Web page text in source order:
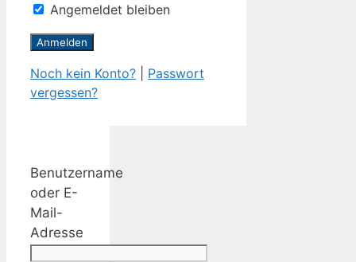
Angemeldet bleiben
Noch kein Konto?
Passwort
vergessen?
Benutzername
oder E-
Mail-
Adresse